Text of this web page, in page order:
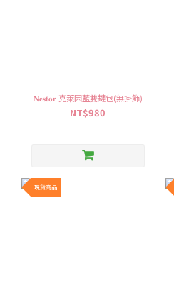
𝐍𝐞𝐬𝐭𝐨𝐫 克萊因藍雙鏈包(無掛飾)
NT$980
現貨商品